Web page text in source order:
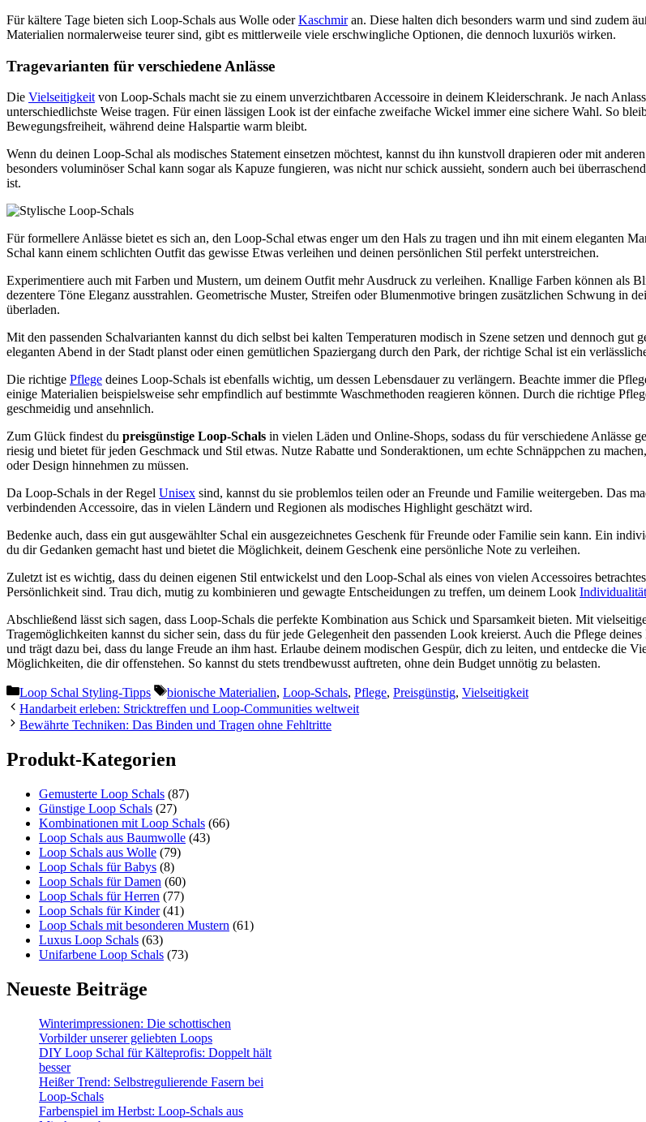
Für kältere Tage bieten sich Loop-Schals aus Wolle oderKaschmiran. Diese halten dich besonders warm und sind zudem
Materialien normalerweise teurer sind, gibt es mittlerweile viele erschwingliche Optionen, die dennoch luxuriös wirken.
Tragevarianten für verschiedene Anlässe
Die Vielseitigkeit von Loop-Schals macht sie zu einem unverzichtbaren Accessoire in deinem Kleiderschrank. Je nach
unterschiedlichste Weise tragen. Für einen lässigen Look ist der einfache zweifache Wickel immer eine sichere Wahl. So
Bewegungsfreiheit, während deine Halspartie warm bleibt.
Wenn du deinen Loop-Schal als modisches Statement einsetzen möchtest, kannst du ihn kunstvoll drapieren oder mit
besonders voluminöser Schal kann sogar als Kapuze fungieren, was nicht nur schick aussieht, sondern auch bei
ist.
Für formellere Anlässe bietet es sich an, den Loop-Schal etwas enger um den Hals zu tragen und ihn mit einem eleganten
Schal kann einem schlichten Outfit das gewisse Etwas verleihen und deinen persönlichen Stil perfekt unterstreichen.
Experimentiere auch mit Farben und Mustern, um deinem Outfit mehr Ausdruck zu verleihen. Knallige Farben können als
dezentere Töne Eleganz ausstrahlen. Geometrische Muster, Streifen oder Blumenmotive bringen zusätzlichen Schwung in
überladen.
Mit den passenden Schalvarianten kannst du dich selbst bei kalten Temperaturen modisch in Szene setzen und dennoch gut
eleganten Abend in der Stadt planst oder einen gemütlichen Spaziergang durch den Park, der richtige Schal ist ein
Die richtige Pflege deines Loop-Schals ist ebenfalls wichtig, um dessen Lebensdauer zu verlängern. Beachte immer die
einige Materialien beispielsweise sehr empfindlich auf bestimmte Waschmethoden reagieren können. Durch die richtige
geschmeidig und ansehnlich.
Zum Glück findest du preisgünstige Loop-Schals in vielen Läden und Online-Shops, sodass du für verschiedene Anlässe
riesig und bietet für jeden Geschmack und Stil etwas. Nutze Rabatte und Sonderaktionen, um echte Schnäppchen zu
oder Design hinnehmen zu müssen.
Da Loop-Schals in der Regel Unisex sind, kannst du sie problemlos teilen oder an Freunde und Familie weitergeben. Das
verbindenden Accessoire, das in vielen Ländern und Regionen als modisches Highlight geschätzt wird.
Bedenke auch, dass ein gut ausgewählter Schal ein ausgezeichnetes Geschenk für Freunde oder Familie sein kann. Ein
du dir Gedanken gemacht hast und bietet die Möglichkeit, deinem Geschenk eine persönliche Note zu verleihen.
Zuletzt ist es wichtig, dass du deinen eigenen Stil entwickelst und den Loop-Schal als eines von vielen Accessoires
Persönlichkeit sind. Trau dich, mutig zu kombinieren und gewagte Entscheidungen zu treffen, um deinem Look Individualität
Abschließend lässt sich sagen, dass Loop-Schals die perfekte Kombination aus Schick und Sparsamkeit bieten. Mit
Tragemöglichkeiten kannst du sicher sein, dass du für jede Gelegenheit den passenden Look kreierst. Auch die Pflege
und trägt dazu bei, dass du lange Freude an ihm hast. Erlaube deinem modischen Gespür, dich zu leiten, und entdecke die
Möglichkeiten, die dir offenstehen. So kannst du stets trendbewusst auftreten, ohne dein Budget unnötig zu belasten.
Kategorien
Loop Schal Styling-Tipps Schlagwörter
bionische Materialien, Loop-Schals, Pflege, Preisgünstig, Vielseitigkeit
Handarbeit erleben: Stricktreffen und Loop-Communities weltweit
Bewährte Techniken: Das Binden und Tragen ohne Fehltritte
Produkt-Kategorien
Gemusterte Loop Schals (87)
Günstige Loop Schals (27)
Kombinationen mit Loop Schals (66)
Loop Schals aus Baumwolle (43)
Loop Schals aus Wolle (79)
Loop Schals für Babys (8)
Loop Schals für Damen (60)
Loop Schals für Herren (77)
Loop Schals für Kinder (41)
Loop Schals mit besonderen Mustern (61)
Luxus Loop Schals (63)
Unifarbene Loop Schals (73)
Neueste Beiträge
Winterimpressionen: Die schottischen
Vorbilder unserer geliebten Loops
DIY Loop Schal für Kälteprofis: Doppelt hält
besser
Heißer Trend: Selbstregulierende Fasern bei
Loop-Schals
Farbenspiel im Herbst: Loop-Schals aus